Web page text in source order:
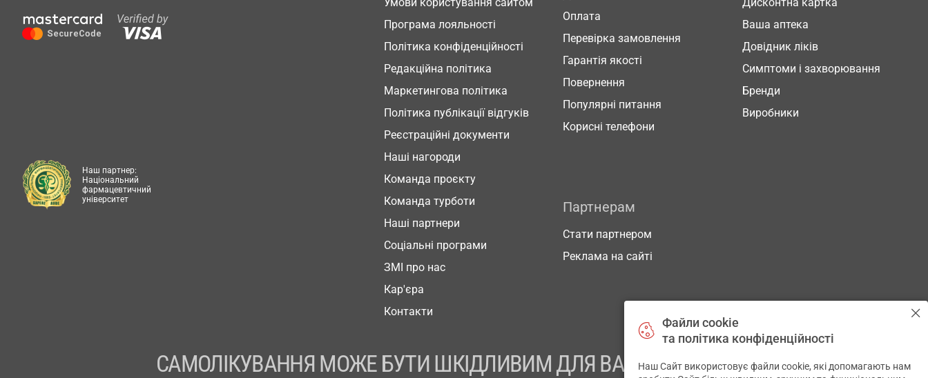
Програма лояльності
Політика конфіденційності
Редакційна політика
Маркетингова політика
Політика публікації відгуків
Реєстраційні документи
Наші нагороди
Команда проєкту
Команда турботи
Наші партнери
Соціальні програми
ЗМІ про нас
Кар'єра
Контакти
Оплата
Перевірка замовлення
Гарантія якості
Повернення
Популярні питання
Корисні телефони
Ваша аптека
Довідник ліків
Симптоми і захворювання
Бренди
Виробники
Партнерам
Стати партнером
Реклама на сайті
Наш партнер:
Національний
фармацевтичний
університет
САМОЛІКУВАННЯ МОЖЕ БУТИ ШКІДЛИВИМ ДЛЯ ВАШОГО ЗДОРОВ’Я
Файли cookie
та політика конфіденційності
Наш Сайт використовує файли cookie, які допомагають нам